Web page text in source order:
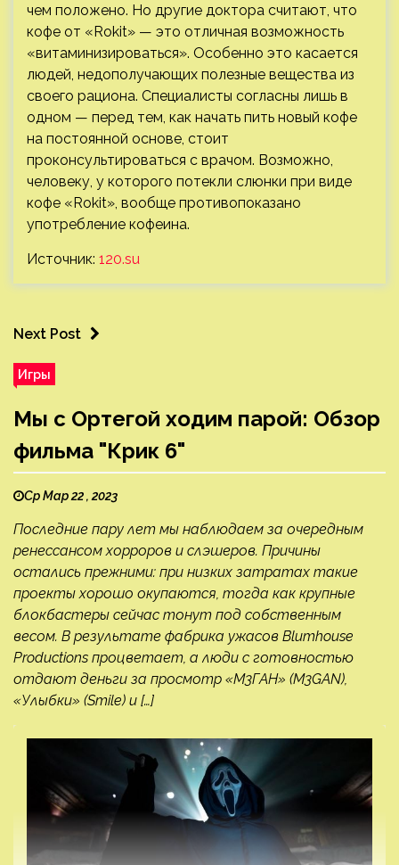
чем положено. Но другие доктора считают, что
кофе от «Rokit» — это отличная возможность
«витаминизироваться». Особенно это касается
людей, недополучающих полезные вещества из
своего рациона. Специалисты согласны лишь в
одном — перед тем, как начать пить новый кофе
на постоянной основе, стоит
проконсультироваться с врачом. Возможно,
человеку, у которого потекли слюнки при виде
кофе «Rokit», вообще противопоказано
употребление кофеина.
Источник: 120.su
Next Post
Игры
Мы с Ортегой ходим парой: Обзор
фильма "Крик 6"
Ср Мар 22 , 2023
Последние пару лет мы наблюдаем за очередным
ренессансом хорроров и слэшеров. Причины
остались прежними: при низких затратах такие
проекты хорошо окупаются, тогда как крупные
блокбастеры сейчас тонут под собственным
весом. В результате фабрика ужасов Blumhouse
Productions процветает, а люди с готовностью
отдают деньги за просмотр «М3ГАН» (M3GAN),
«Улыбки» (Smile) и […]